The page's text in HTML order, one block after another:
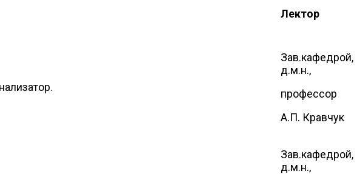
Лектор
Зав.кафедрой,
д.м.н.,
профессор
А.П. Кравчук
Зав.кафедрой,
д.м.н.,